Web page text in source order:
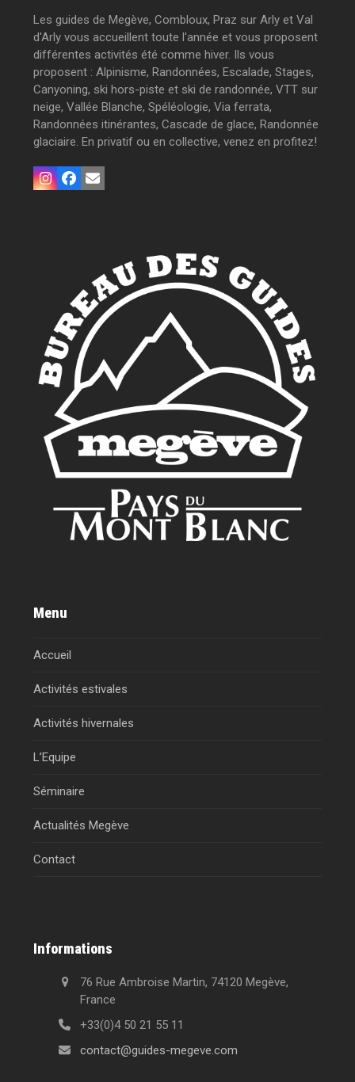
Les guides de Megève, Combloux, Praz sur Arly et Val
d'Arly vous accueillent toute l'année et vous proposent
différentes activités été comme hiver. Ils vous
proposent : Alpinisme, Randonnées, Escalade, Stages,
Canyoning, ski hors-piste et ski de randonnée, VTT sur
neige, Vallée Blanche, Spéléologie, Via ferrata,
Randonnées itinérantes, Cascade de glace, Randonnée
glaciaire. En privatif ou en collective, venez en profitez!
Instagram
Facebook
Email
Menu
Accueil
Activités estivales
Activités hivernales
L’Equipe
Séminaire
Actualités Megève
Contact
Informations
76 Rue Ambroise Martin, 74120 Megève,
France
+33(0)4 50 21 55 11
contact@guides-megeve.com